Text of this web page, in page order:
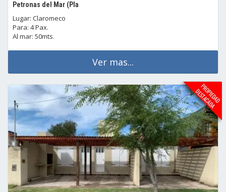
Petronas del Mar (Pla
Lugar: Claromeco
Para: 4 Pax.
Al mar: 50mts.
Ver mas...